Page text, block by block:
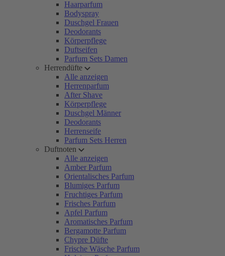
Haarparfum
Bodyspray
Duschgel Frauen
Deodorants
Körperpflege
Duftseifen
Parfum Sets Damen
Herrendüfte
Alle anzeigen
Herrenparfum
After Shave
Körperpflege
Duschgel Männer
Deodorants
Herrenseife
Parfum Sets Herren
Duftnoten
Alle anzeigen
Amber Parfum
Orientalisches Parfum
Blumiges Parfum
Fruchtiges Parfum
Frisches Parfum
Apfel Parfum
Aromatisches Parfum
Bergamotte Parfum
Chypre Düfte
Frische Wäsche Parfum